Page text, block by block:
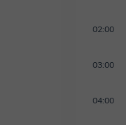
02:00
03:00
04:00